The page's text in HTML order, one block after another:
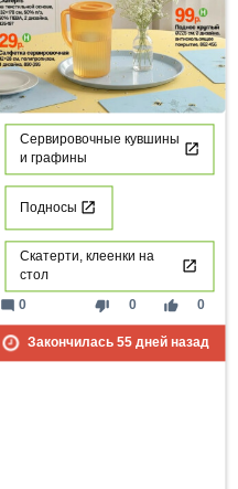
Сервировочные кувшины
и графины
Подносы
Скатерти, клеенки на
стол
thumb_down 0 thumb_up 0
mode_comment 0
Закончилась 55дней назад